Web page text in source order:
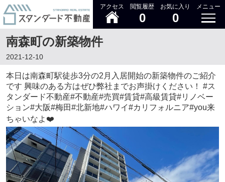
アクセス 閲覧履歴
0
お気に入り
0
メニュー
南森町の新築物件
2021-12-10
本日は南森町駅徒歩3分の2月入居開始の新築物件のご紹介
です 興味のある方はぜひ弊社までお声掛けください！ #ス
タンダード不動産#不動産#売買#賃貸#高級賃貸#リノベー
ション#大阪#梅田#北新地#ハワイ#カリフォルニア#you来
ちゃいなよ❤️